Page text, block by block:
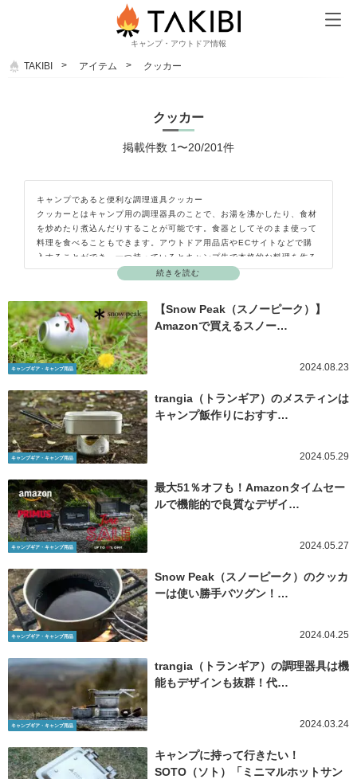
キャンプ・アウトドア情報
TAKIBI アイテム クッカー
クッカー
掲載件数 1〜20/201件
続きを読む
キャンプであると便利な調理道具クッカー
クッカーとはキャンプ用の調理器具のことで、お湯を沸かしたり、食材
を炒めたり煮込んだりすることが可能です。食器としてそのまま使って
料理を食べることもできます。アウトドア用品店やECサイトなどで購
入することができ、一つ持っているとキャンプ先で本格的な料理を作る
ことができとても便利です。アルミ製やチタン製、ステンレス製などの
部分も付いているものなど様々な種類があります。
キャンプギア・キャンプ用品
【Snow Peak（スノーピーク）】
Amazonで買えるスノー…
2024.08.23
キャンプギア・キャンプ用品
trangia（トランギア）のメスティンは
キャンプ飯作りにおすす…
2024.05.29
キャンプギア・キャンプ用品
最大51％オフも！Amazonタイムセー
ルで機能的で良質なデザイ…
2024.05.27
キャンプギア・キャンプ用品
Snow Peak（スノーピーク）のクッカ
ーは使い勝手バツグン！…
2024.04.25
キャンプギア・キャンプ用品
trangia（トランギア）の調理器具は機
能もデザインも抜群！代…
2024.03.24
キャンプに持って行きたい！
SOTO（ソト）「ミニマルホットサン